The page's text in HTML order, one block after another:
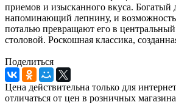
приемов и изысканного вкуса. Богатый
напоминающий лепнину, и возможность
поталью превращают его в
столовой. Роскошная классика,
Поделиться
Цена действительна только для
отличаться от цен в розничных